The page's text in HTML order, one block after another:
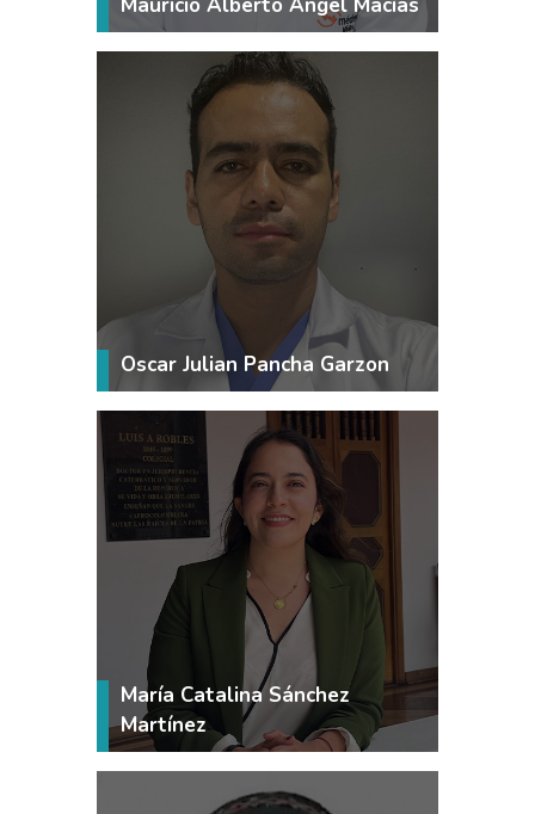
VER MÁS
Oscar Julian Pancha Garzon
VER MÁS
María Catalina Sánchez
Martínez